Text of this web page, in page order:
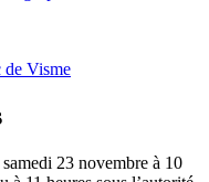
de Visme
23 novembre à 10